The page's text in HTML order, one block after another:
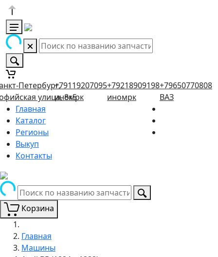
Петербург,
улица, 8к5
+79119207095
иномрк
+79218909198
иномрк
+79650770808
ВАЗ
Главная
Каталог
Регионы
Выкуп
Контакты
Корзина
Главная
Машины